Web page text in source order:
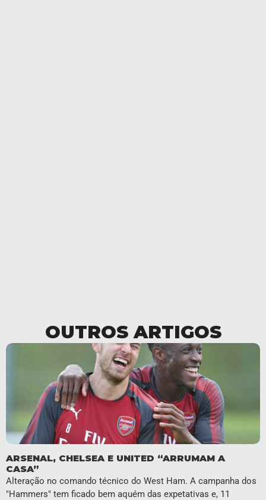
OUTROS ARTIGOS
ARSENAL, CHELSEA E UNITED “ARRUMAM A
CASA”
Alteração no comando técnico do West Ham. A campanha dos
"Hammers" tem ficado bem aquém das expetativas e, 11